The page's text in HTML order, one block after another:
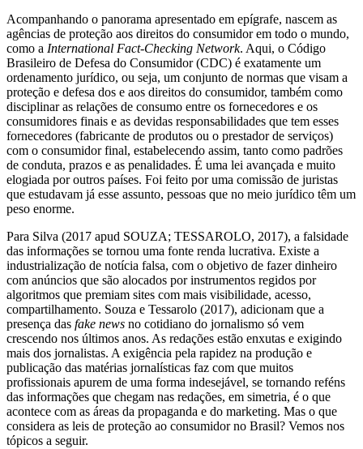
Acompanhando o panorama apresentado em epígrafe, nascem as
agências de proteção aos direitos do consumidor em todo o mundo,
como a International Fact-Checking Network. Aqui, o Código
Brasileiro de Defesa do Consumidor (CDC) é exatamente um
ordenamento jurídico, ou seja, um conjunto de normas que visam a
proteção e defesa dos e aos direitos do consumidor, também como
disciplinar as relações de consumo entre os fornecedores e os
consumidores finais e as devidas responsabilidades que tem esses
fornecedores (fabricante de produtos ou o prestador de serviços)
com o consumidor final, estabelecendo assim, tanto como padrões
de conduta, prazos e as penalidades. É uma lei avançada e muito
elogiada por outros países. Foi feito por uma comissão de juristas
que estudavam já esse assunto, pessoas que no meio jurídico têm um
peso enorme.
Para Silva (2017 apud SOUZA; TESSAROLO, 2017), a falsidade
das informações se tornou uma fonte renda lucrativa. Existe a
industrialização de notícia falsa, com o objetivo de fazer dinheiro
com anúncios que são alocados por instrumentos regidos por
algoritmos que premiam sites com mais visibilidade, acesso,
compartilhamento. Souza e Tessarolo (2017), adicionam que a
presença das fake news no cotidiano do jornalismo só vem
crescendo nos últimos anos. As redações estão enxutas e exigindo
mais dos jornalistas. A exigência pela rapidez na produção e
publicação das matérias jornalísticas faz com que muitos
profissionais apurem de uma forma indesejável, se tornando reféns
das informações que chegam nas redações, em simetria, é o que
acontece com as áreas da propaganda e do marketing. Mas o que
considera as leis de proteção ao consumidor no Brasil? Vemos nos
tópicos a seguir.